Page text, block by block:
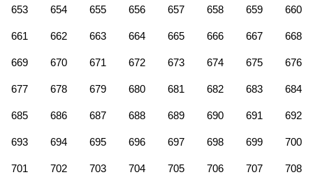
653 654 655 656 657 658 659 660
661 662 663 664 665 666 667 668
669 670 671 672 673 674 675 676
677 678 679 680 681 682 683 684
685 686 687 688 689 690 691 692
693 694 695 696 697 698 699 700
701 702 703 704 705 706 707 708